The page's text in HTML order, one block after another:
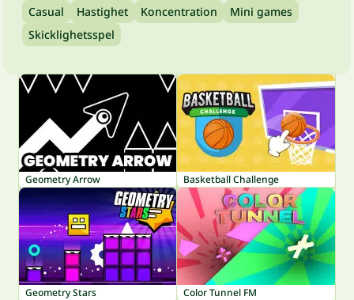
Casual Hastighet Koncentration
Mini games
Skicklighetsspel
Geometry Arrow Basketball Challenge
Geometry Stars Color Tunnel FM